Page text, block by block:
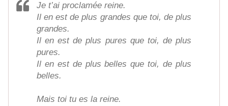
Je t’ai proclamée reine.
Il en est de plus grandes que toi, de plus
grandes.
Il en est de plus pures que toi, de plus
pures.
Il en est de plus belles que toi, de plus
belles.
Mais toi tu es la reine.